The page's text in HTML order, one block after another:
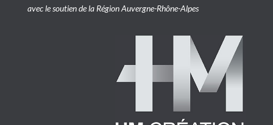
avec le soutien de la Région Auvergne-Rhône-Alpes